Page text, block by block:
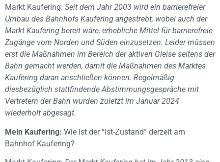
Markt Kaufering: Seit dem Jahr 2003 wird ein barrierefreier
Umbau des Bahnhofs Kaufering angestrebt, wobei auch der
Markt Kaufering bereit wäre, erhebliche Mittel für barrierefreie
Zugänge vom Norden und Süden einzusetzen. Leider müssen
erst die Maßnahmen im Bereich der aktiven Gleise seitens der
Bahn gemacht werden, damit die Maßnahmen des Marktes
Kaufering daran anschließen können. Regelmäßig
diesbezüglich stattfindende Abstimmungsgespräche mit
Vertretern der Bahn wurden zuletzt im Januar 2024
wiederholt abgesagt.
Mein Kaufering: Wie ist der “Ist-Zustand” derzeit am
Bahnhof Kaufering?